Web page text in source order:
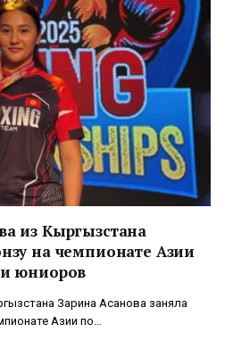
из Кыргызстана
на чемпионате Азии
юниоров
Зарина Асанова заняла
Азии по…